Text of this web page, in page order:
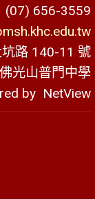
(07) 656-3559
路 140-11 號
佛光山普門中學
by NetView